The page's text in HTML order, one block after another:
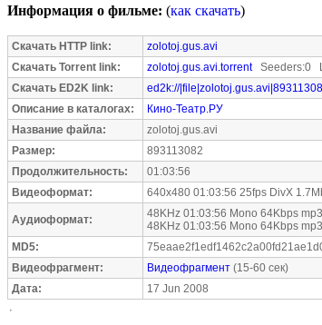
Информация о фильме: (как скачать)
Скачать HTTP link:
zolotoj.gus.avi
Скачать Torrent link:
zolotoj.gus.avi.torrentSeeders:0
Скачать ED2K link:
ed2k://
Описание в каталогах:
Кино-Театр.РУ
Название файла:
zolotoj.gus.avi
Размер:
893113082
Продолжительность:
01:03:56
Видеоформат:
640x480 01:03:56 25fps DivX
Аудиоформат:
48KHz 01:03:56 Mono 64Kbps mp3
48KHz 01:03:56 Mono 64Kbps mp3
MD5:
Видеофрагмент:
Видеофрагмент (15-60 сек)
Дата:
17 Jun 2008